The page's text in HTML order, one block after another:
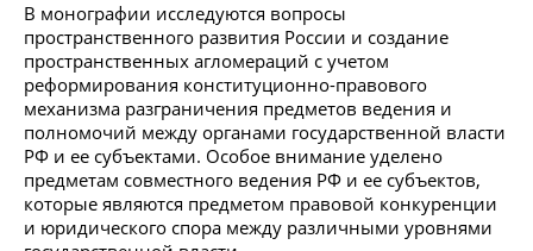
В монографии исследуются вопросы
пространственного развития России и создание
пространственных агломераций с учетом
реформирования конституционно-правового
механизма разграничения предметов ведения и
полномочий между органами государственной власти
РФ и ее субъектами. Особое внимание уделено
предметам совместного ведения РФ и ее субъектов,
которые являются предметом правовой конкуренции
и юридического спора между различными уровнями